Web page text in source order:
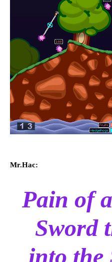
Mr.Hac:
Pain of
Sword
into the